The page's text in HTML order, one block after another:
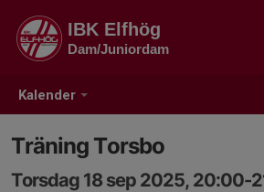
Kalender
IBK Elfhög
Dam/Juniordam
Träning Torsbo
Torsdag 18 sep 2025, 20:00-